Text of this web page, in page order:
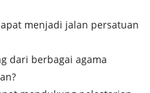
menjadi jalan persatuan
dari berbagai agama